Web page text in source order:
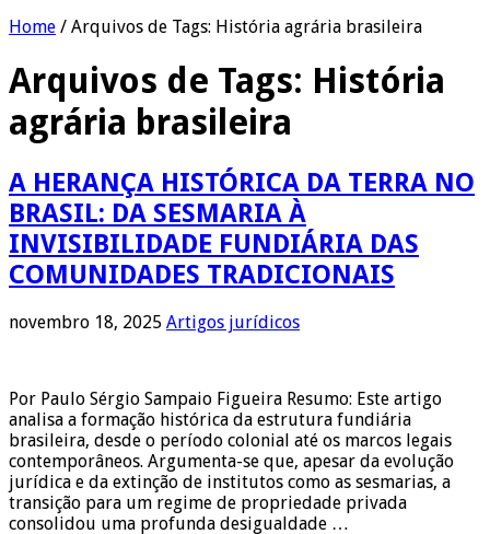
Home / Arquivos de Tags: História agrária brasileira
Arquivos de Tags: História
agrária brasileira
A HERANÇA HISTÓRICA DA TERRA NO
BRASIL: DA SESMARIA À
INVISIBILIDADE FUNDIÁRIA DAS
COMUNIDADES TRADICIONAIS
novembro 18, 2025 Artigos jurídicos
Por Paulo Sérgio Sampaio Figueira Resumo: Este artigo
analisa a formação histórica da estrutura fundiária
brasileira, desde o período colonial até os marcos legais
contemporâneos. Argumenta-se que, apesar da evolução
jurídica e da extinção de institutos como as sesmarias, a
transição para um regime de propriedade privada
consolidou uma profunda desigualdade …